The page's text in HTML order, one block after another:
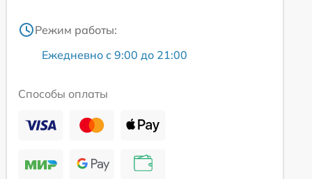
Режим работы:
Ежедневно с 9:00 до 21:00
Способы оплаты